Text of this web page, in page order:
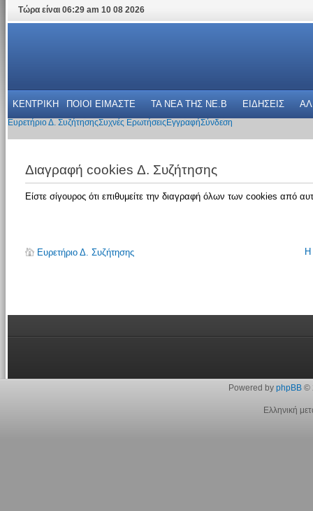
Τώρα είναι 06:29 am 10 08 2026
ΚΕΝΤΡΙΚΗ ΠΟΙΟΙ ΕΙΜΑΣΤΕ ΤΑ ΝΕΑ THΣ NE.B ΕΙΔΗΣΕΙΣ
Ευρετήριο Δ. ΣυζήτησηςΣυχνές Ερωτήσεις ΕγγραφήΣύνδεση
Διαγραφή cookies Δ. Συζήτησης
Είστε σίγουρος ότι επιθυμείτε την διαγραφή όλων των cookies από
Ευρετήριο Δ. Συζήτησης Η
Powered by phpBB©
Ελληνική